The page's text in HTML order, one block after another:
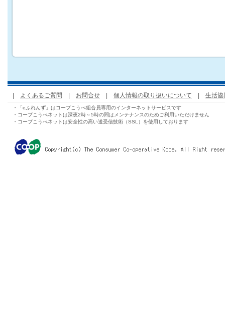
| よくあるご質問 | お問合せ | 個人情報の取り扱いについて | 生活協
・「eふれんず」はコープこうべ組合員専用のインターネットサービスです
・コープこうべネットは深夜2時～5時の間はメンテナンスのためご利用いただけません
・コープこうべネットは安全性の高い送受信技術（SSL）を使用しております